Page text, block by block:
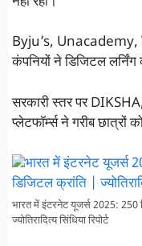
Byju’s,
कंपनियों ने डिजिटल
सरकारी स्तर पर
प्लेटफॉर्म्स ने गरीब छात्रों
भारत में इंटरनेट यूजर्स 2025: 250
ज्योतिरादित्य सिंधिया रिपोर्ट